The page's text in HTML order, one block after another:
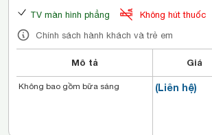
TV màn hình phẳng
Không hút thuốc
Chính sách hành khách và trẻ em
Mô tả Giá
(Liên hệ)
Không bao gồm bữa sáng